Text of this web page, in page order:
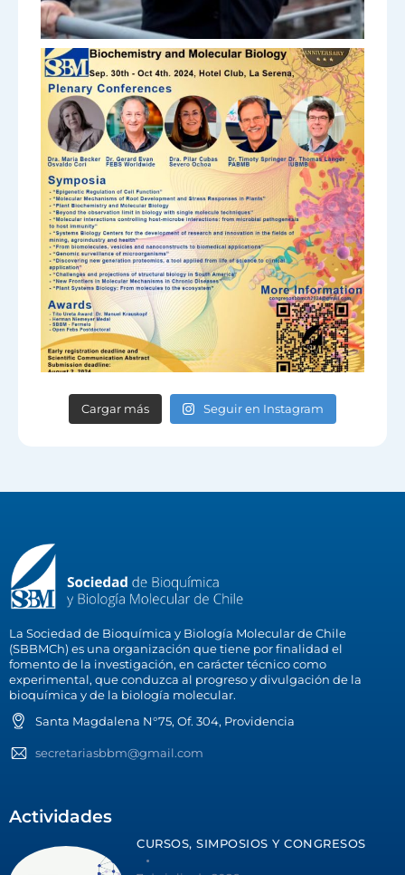
Cargar más Seguir en Instagram
La Sociedad de Bioquímica y Biología Molecular de Chile
(SBBMCh) es una organización que tiene por finalidad el
fomento de la investigación, en carácter técnico como
experimental, que conduzca al progreso y divulgación de la
bioquímica y de la biología molecular.
Santa Magdalena N°75, Of. 304, Providencia
secretariasbbm@gmail.com
Actividades
CURSOS, SIMPOSIOS Y CONGRESOS